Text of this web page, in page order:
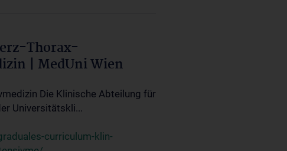
Thorax-
| MedUni Wien
Die Klinische Abteilung für
Universitätskli...
curriculum-klin-